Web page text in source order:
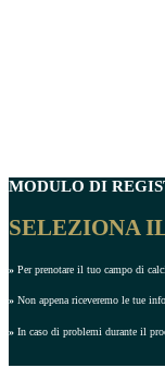
MODULO DI
SELEZIONA
» Per prenotare il tuo campo di
» Non appena riceveremo le tue
» In caso di problemi durante il